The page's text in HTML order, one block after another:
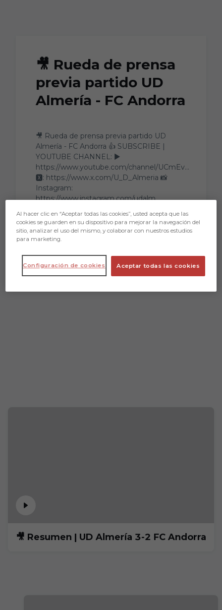
🎥 Rueda de prensa
previa partido UD
Almería - FC Andorra
🎥 Rueda de prensa previa partido UD
Almería - FC Andorra 👍 SUBSCRIBE |
YOUTUBE CHANNEL: ▶️
https://www.youtube.com/channel/UCmEv...
🆇: https://www.x.com/U_D_Almeria 📸
Instagram:
https://www.instagram.com/udalm
🎥 Resumen | UD Almería 3-2 FC Andorra
Al hacer clic en “Aceptar todas las cookies”, usted acepta que las
cookies se guarden en su dispositivo para mejorar la navegación del
sitio, analizar el uso del mismo, y colaborar con nuestros estudios
para marketing.
Aceptar todas las cookies
Configuración de cookies